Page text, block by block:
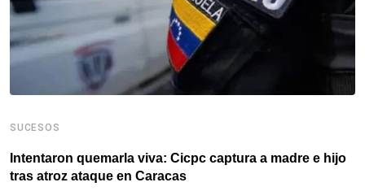
SUCESOS
Intentaron quemarla viva: Cicpc captura a madre e hijo
tras atroz ataque en Caracas